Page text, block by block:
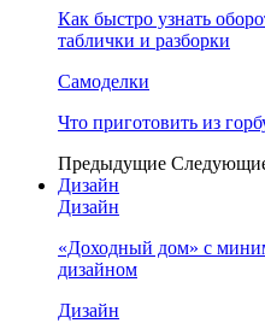
Как быстро узнать
таблички и разборки
Самоделки
Что приготовить из
Предыдущие
Дизайн
Дизайн
«Доходный дом» с
дизайном
Дизайн